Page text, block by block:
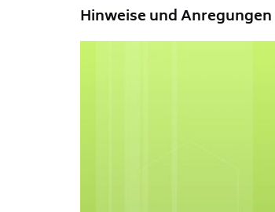
Hinweise und Anregungen